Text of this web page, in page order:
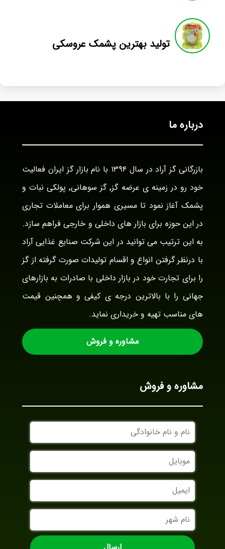
تولید بهترین پشمک عروسکی
درباره ما
بازرگانی گز آراد در سال ۱۳۹۴ با نام بازار گز ایران فعالیت
خود رو در زمینه ی عرضه گز٬ گز سوهانی٬ پولکی نبات و
پشمک آغاز نمود تا مسیری هموار برای معاملات تجاری
در این حوزه برای بازار های داخلی و خارجی فراهم سازد.
به این ترتیب می توانید در این شرکت صنایع غذایی آراد
با درنظر گرفتن انواع و اقسام تولیدات صورت گرفته از گز
را برای تجارت خود در بازار داخلی با صادرات به بازارهای
جهانی را با بالاترین درجه ی کیفی و همچنین قیمت
های مناسب تهیه و خریداری نماید.
مشاوره و فروش
مشاوره و فروش
نام
و
نام
خانوادگی
موبایل
ایمیل
نام
شهر